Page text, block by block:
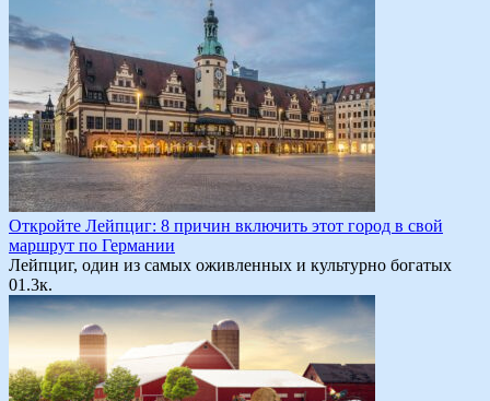
Откройте Лейпциг: 8 причин включить этот город в свой
маршрут по Германии
Лейпциг, один из самых оживленных и культурно богатых
01.3к.